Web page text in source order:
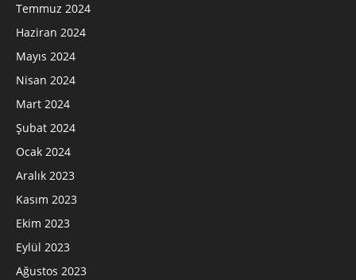
Temmuz 2024
Haziran 2024
Mayıs 2024
Nisan 2024
Mart 2024
Şubat 2024
Ocak 2024
Aralık 2023
Kasım 2023
Ekim 2023
Eylül 2023
Ağustos 2023